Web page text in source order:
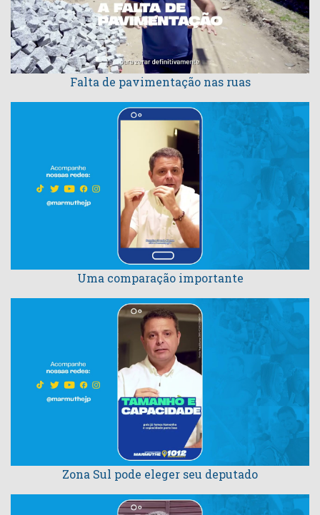
Falta de pavimentação nas ruas
Uma comparação importante
Zona Sul pode eleger seu deputado